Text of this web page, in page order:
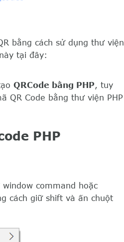
bằng cách sử dụng thư viện
tại đây:
QRCode bằng PHP, tuy
QR Code bằng thư viện PHP
PHP
command hoặc
cách giữ shift và ấn chuột